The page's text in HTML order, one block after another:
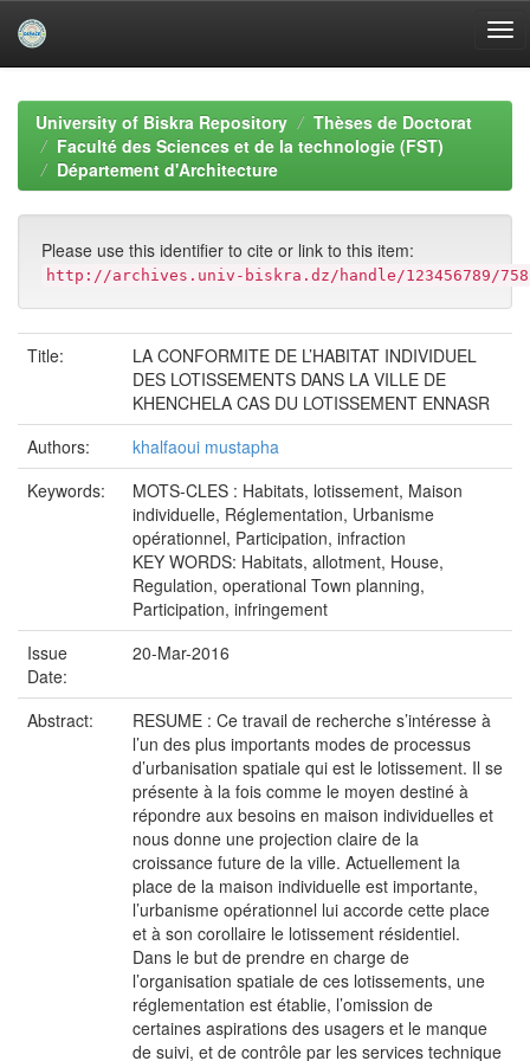
navigationUniversity of Biskra Repository
Thèses de Doctorat
Faculté des Sciences et de la technologie (FST)
Département d'Architecture
Please use this identifier to cite or link to this item:
http://archives.univ-biskra.dz/handle/123456789/
Title:
LA CONFORMITE DE L’HABITAT INDIVIDUEL
DES LOTISSEMENTS DANS LA VILLE DE
KHENCHELA CAS DU LOTISSEMENT ENNASR
Authors:
khalfaoui mustapha
Keywords:
MOTS-CLES : Habitats, lotissement, Maison
individuelle, Réglementation, Urbanisme
opérationnel, Participation, infraction
KEY WORDS: Habitats, allotment, House,
Regulation, operational Town planning,
Participation, infringement
Issue
Date:
20-Mar-2016
Abstract:
RESUME : Ce travail de recherche s’intéresse à
l’un des plus importants modes de processus
d’urbanisation spatiale qui est le lotissement. Il se
présente à la fois comme le moyen destiné à
répondre aux besoins en maison individuelles et
nous donne une projection claire de la
croissance future de la ville. Actuellement la
place de la maison individuelle est importante,
l’urbanisme opérationnel lui accorde cette place
et à son corollaire le lotissement résidentiel.
Dans le but de prendre en charge de
l’organisation spatiale de ces lotissements, une
réglementation est établie, l’omission de
certaines aspirations des usagers et le manque
de suivi, et de contrôle par les services technique